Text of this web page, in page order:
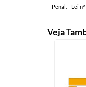
Penal. – Lei
Veja